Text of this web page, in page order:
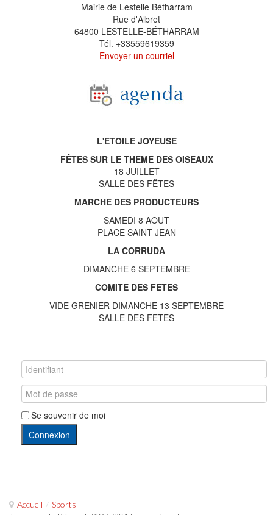
Mairie de Lestelle Bétharram
Rue d'Albret
64800 LESTELLE-BÉTHARRAM
Tél. +33559619359
Envoyer un courriel
L'ETOILE JOYEUSE
FÊTES SUR LE THEME DES OISEAUX
18 JUILLET
SALLE DES FÊTES
MARCHE DES PRODUCTEURS
SAMEDI 8 AOUT
PLACE SAINT JEAN
LA CORRUDA
DIMANCHE 6 SEPTEMBRE
COMITE DES FETES
VIDE GRENIER DIMANCHE 13 SEPTEMBRE
SALLE DES FETES
Se souvenir de moi
Connexion
Accueil / Sports